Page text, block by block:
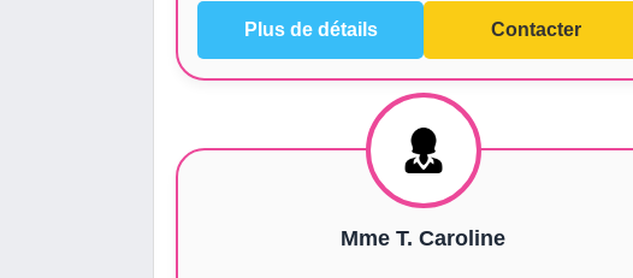
Plus de détails Contacter
Mme T. Caroline